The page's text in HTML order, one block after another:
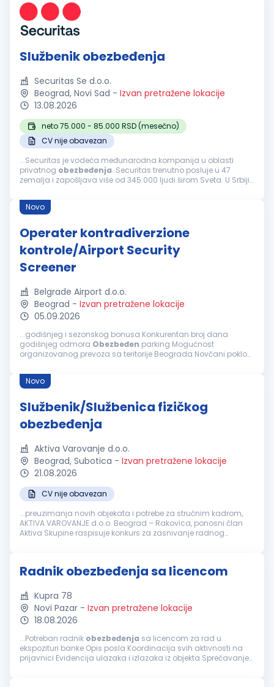
Službenik obezbeđenja
Securitas Se d.o.o.
Beograd, Novi Sad - Izvan pretražene lokacije
13.08.2026
neto 75.000 - 85.000 RSD (mesečno)
CV nije obavezan
...Securitas je vodeća međunarodna kompanija u oblasti
privatnog obezbeđenja. Securitas trenutno posluje u 47
zemalja i zapošljava više od 345.000 ljudi širom Sveta. U Srbiji
čine naše...
Novo
Operater kontradiverzione
kontrole/Airport Security
Screener
Belgrade Airport d.o.o.
Beograd - Izvan pretražene lokacije
05.09.2026
...godišnjeg i sezonskog bonusa Konkurentan broj dana
godišnjeg odmora Obezbeđen parking Mogućnost
organizovanog prevoza sa teritorije Beograda Novčani pokloni
Novčana pomoć za udžbenike u novoj školskoj godini
Jubilarne nagrade i solidarna pomoć Beskamatna pozajmica
poslova službenika privatnog obezbeđenja u skladu sa
Zakonom o privatnom obezbeđivanju (sa ili bez nošenja oružja
LF1/LF2)....
Novo
Službenik/Službenica fizičkog
obezbeđenja
Aktiva Varovanje d.o.o.
Beograd, Subotica - Izvan pretražene lokacije
21.08.2026
CV nije obavezan
...preuzimanja novih objekata i potrebe za stručnim kadrom,
AKTIVA VAROVANJE d.o.o. Beograd – Rakovica, ponosni član
Aktiva Skupine raspisuje konkurs za zasnivanje radnog
Radnik obezbeđenja sa licencom
Kupra 78
Novi Pazar - Izvan pretražene lokacije
18.08.2026
...Potreban radnik obezbeđenja sa licencom za rad u
ekspozituri banke Opis posla Koordinacija svih aktivnosti na
prijavnici Evidencija ulazaka i izlazaka iz objekta Sprečavanje